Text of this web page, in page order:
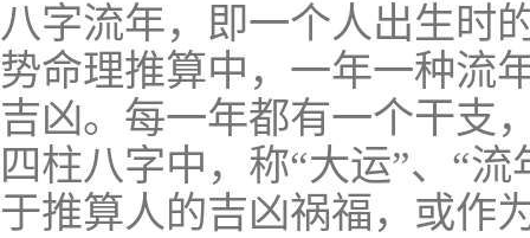
八字流年，即一个人出生时
势命理推算中，一年一种流
吉凶。每一年都有一个干支
四柱八字中，称“大运”、“
于推算人的吉凶祸福，或作